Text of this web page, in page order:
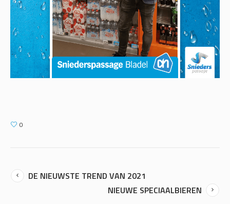
0
DE NIEUWSTE TREND VAN 2021
NIEUWE SPECIAALBIEREN